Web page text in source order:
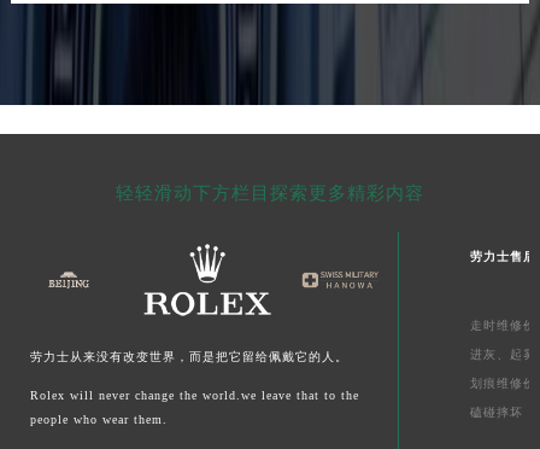
轻轻滑动下方栏目探索更多精彩内容
劳力士从来没有改变世界，而是把它留给佩戴它的人。
Rolex will never change the world.we leave that to the
people who wear them.
劳力士售后
走时维修价
进灰、 起雾
划痕维修价
磕碰摔坏